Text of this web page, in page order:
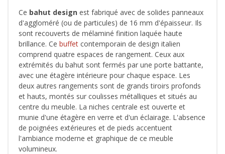
Ce bahut design est fabriqué avec de solides panneaux
d'aggloméré (ou de particules) de 16 mm d'épaisseur. Ils
sont recouverts de mélaminé finition laquée haute
brillance. Ce buffet contemporain de design italien
comprend quatre espaces de rangement. Ceux aux
extrémités du bahut sont fermés par une porte battante,
avec une étagère intérieure pour chaque espace. Les
deux autres rangements sont de grands tiroirs profonds
et hauts, montés sur coulisses métalliques et situés au
centre du meuble. La niches centrale est ouverte et
munie d'une étagère en verre et d'un éclairage. L'absence
de poignées extérieures et de pieds accentuent
l'ambiance moderne et graphique de ce meuble
volumineux.